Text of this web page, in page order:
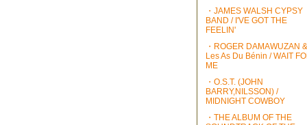
・JAMES WALSH CYPSY
BAND / I'VE GOT THE
FEELIN'
・ROGER DAMAWUZAN &
Les As Du Bénin / WAIT
ME
・O.S.T. (JOHN
BARRY,NILSSON) /
MIDNIGHT COWBOY
・THE ALBUM OF THE